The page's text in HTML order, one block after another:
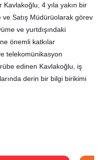
4 yıla yakın bir
Satış Müdürüolarak görev
ve yurtdışındaki
önemli katkılar
telekomünikasyon
edinen Kavlakoğlu, iş
derin bir bilgi birikimi